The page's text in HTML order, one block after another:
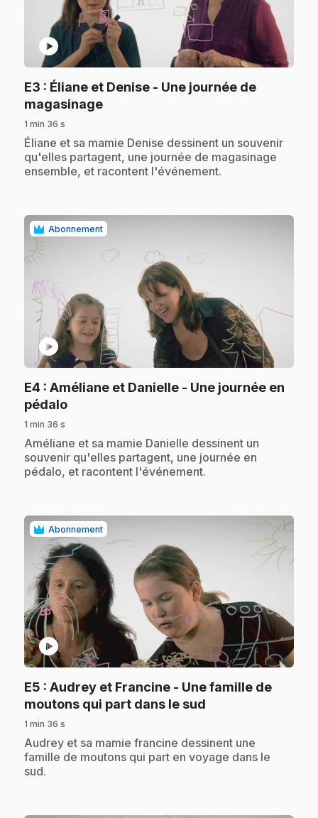
play_circle
E3 : Éliane et Denise - Une journée de
magasinage.
1 min 36 s
.Éliane et sa mamie Denise dessinent un souvenir
qu'elles partagent, une journée de magasinage
ensemble, et racontent l'événement.
Abonnement
play_circle
E4 : Améliane et Danielle - Une journée en
pédalo.
1 min 36 s
.Améliane et sa mamie Danielle dessinent un
souvenir qu'elles partagent, une journée en
pédalo, et racontent l'événement.
Abonnement
play_circle
E5 : Audrey et Francine - Une famille de
moutons qui part dans le sud
1 min 36 s
.Audrey et sa mamie francine dessinent une
famille de moutons qui part en voyage dans le
sud.